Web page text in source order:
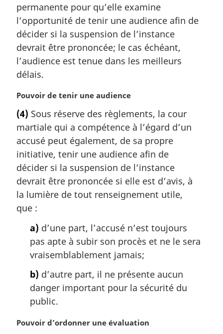
g
i
n
a
l
e
:
permanente pour qu’elle examine
l’opportunité de tenir une audience afin de
décider si la suspension de l’instance
devrait être prononcée; le cas échéant,
l’audience est tenue dans les meilleurs
délais.
N
t
e
m
a
g
i
n
a
Pouvoir de tenir une audience
(4) Sous réserve des règlements, la cour
martiale qui a compétence à l’égard d’un
accusé peut également, de sa propre
initiative, tenir une audience afin de
décider si la suspension de l’instance
devrait être prononcée si elle est d’avis, à
la lumière de tout renseignement utile,
que :
a) d’une part, l’accusé n’est toujours
pas apte à subir son procès et ne le sera
vraisemblablement jamais;
b) d’autre part, il ne présente aucun
danger important pour la sécurité du
public.
N
Pouvoir d’ordonner une évaluation